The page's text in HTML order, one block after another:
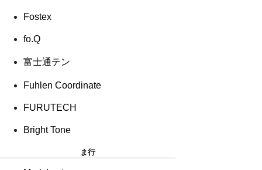
Fostex
fo.Q
富士通テン
Fuhlen Coordinate
FURUTECH
Bright Tone
ま行